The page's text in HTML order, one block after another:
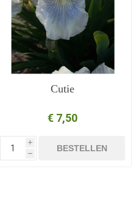
Cutie
€ 7,50
i
h
BESTELLEN